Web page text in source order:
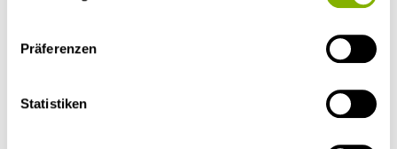
auszuschließen ist. Sie können Ihre Einwilligung jederzeit
über dieCookie-Einstellungen
widerrufen oder ändern.
Präferenzen
Statistiken